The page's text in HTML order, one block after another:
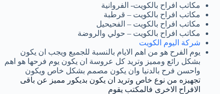
مكاتب افراح بالكويت- الفروانية
مكاتب افراح بالكويت – قرطبة
مكاتب افراح بالكويت – الفحيحيل
مكاتب افراح بالكويت – حولي والروضة
شركة اليوم الكويت
يوم الفرح هو من اهم الايام بالنسبة للجميع ويجب ان يكون
بشكل رائع ومميز وتريد كل عروسة ان يكون يوم فرحها هو اهم
واحسن فرح بالدنيا وان يكون مصمم بشكل خاص ويكون
تجهيزه من نوع خاص وتريد ان يكون بديكور مميز عن باقى
الافراح الاخرى فالمكتب يقوم